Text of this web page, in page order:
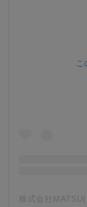
株式会社